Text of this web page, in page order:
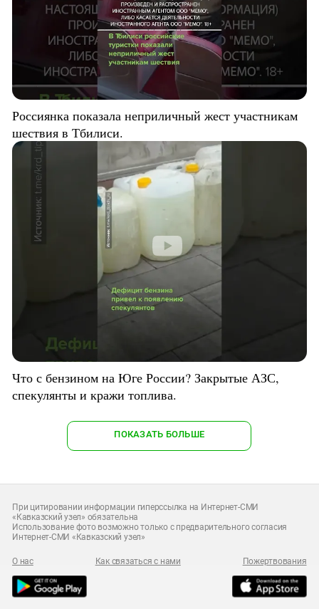
Россиянка показала неприличный жест участникам
шествия в Тбилиси.
Что с бензином на Юге России? Закрытые АЗС,
спекулянты и кражи топлива.
ПОКАЗАТЬ БОЛЬШЕ
При цитировании информации гиперссылка на Интернет-СМИ
«Кавказский узел» обязательна
Использование фото возможно только с предварительного согласия
Интернет-СМИ «Кавказский узел»
О нас Как связаться с нами Пожертвования